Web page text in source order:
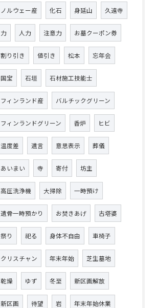
ノルウェー産 化石 身延山 久遠寺
力 人力 注意力 お墓クーポン券
割り引き 値引き 松本 忘年会
国宝 石垣 石材施工技能士
フィンランド産 バルチックグリーン
フィンランドグリーン 香炉 ヒビ
温度差 遺言 意思表示 葬儀
あいまい 寺 寄付 坊主
高圧洗浄機 大掃除 一時預け
遺骨一時預かり お焚きあげ 古塔婆
祭り 祀る 身体不自由 車椅子
クリスチャン 年末年始 芝生墓地
乾燥 ゆず 冬至 新区画解放
新区画 待望 岩 年末年始休業